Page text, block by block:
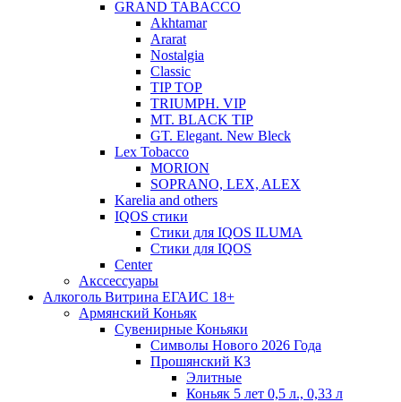
GRAND TABACCO
Akhtamar
Ararat
Nostalgia
Classic
TIP TOP
TRIUMPH. VIP
MT. BLACK TIP
GT. Elegant. New Bleck
Lex Tobacco
MORION
SOPRANO, LEX, ALEX
Karelia and others
IQOS стики
Стики для IQOS ILUMA
Стики для IQOS
Сenter
Акссессуары
Алкоголь Витрина ЕГАИС 18+
Армянский Коньяк
Сувенирные Коньяки
Символы Нового 2026 Года
Прошянский КЗ
Элитные
Коньяк 5 лет 0,5 л., 0,33 л